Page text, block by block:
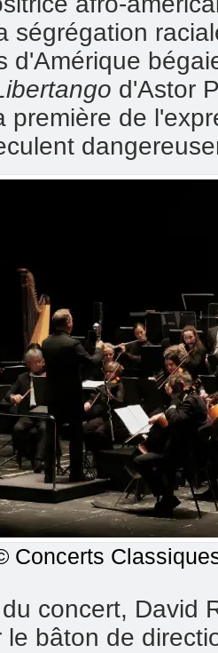
ségrégation
d'Amérique
d'Astor
première de
Concerts
concert, David
le bâton de